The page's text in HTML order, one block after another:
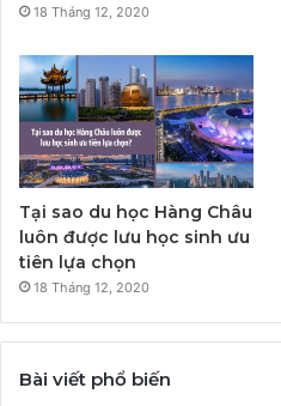
18 Tháng 12, 2020
Tại sao du học Hàng Châu
luôn được lưu học sinh ưu
tiên lựa chọn
18 Tháng 12, 2020
Bài viết phổ biến